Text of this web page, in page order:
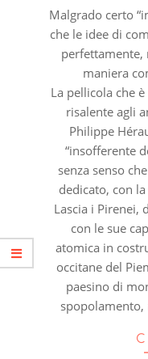
Malgrado certo
che le idee di
perfettamente,
maniera
La pellicola che
risalente agli
Philippe
“insofferente
senza senso
dedicato, con
Lascia i Pirenei,
con le sue
atomica in
occitane del
paesino di